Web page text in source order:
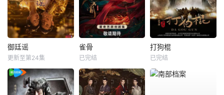
御廷谣
更新至第24集
雀骨
已完结
打狗棍
已完结